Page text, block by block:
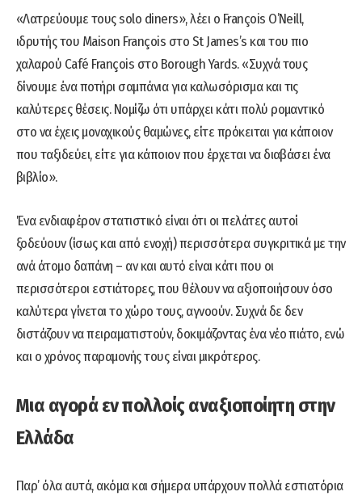
«Λατρεύουμε τους solo diners», λέει ο François O’Neill,
ιδρυτής του Maison François στο St James’s και του πιο
χαλαρού Café François στο Borough Yards. «Συχνά τους
δίνουμε ένα ποτήρι σαμπάνια για καλωσόρισμα και τις
καλύτερες θέσεις. Νομίζω ότι υπάρχει κάτι πολύ ρομαντικό
στο να έχεις μοναχικούς θαμώνες, είτε πρόκειται για κάποιον
που ταξιδεύει, είτε για κάποιον που έρχεται να διαβάσει ένα
βιβλίο».
Ένα ενδιαφέρον στατιστικό είναι ότι οι πελάτες αυτοί
ξοδεύουν (ίσως και από ενοχή) περισσότερα συγκριτικά με την
ανά άτομο δαπάνη – αν και αυτό είναι κάτι που οι
περισσότεροι εστιάτορες, που θέλουν να αξιοποιήσουν όσο
καλύτερα γίνεται το χώρο τους, αγνοούν. Συχνά δε δεν
διστάζουν να πειραματιστούν, δοκιμάζοντας ένα νέο πιάτο, ενώ
και ο χρόνος παραμονής τους είναι μικρότερος.
Μια αγορά εν πολλοίς αναξιοποίητη στην
Ελλάδα
Παρ’ όλα αυτά, ακόμα και σήμερα υπάρχουν πολλά εστιατόρια